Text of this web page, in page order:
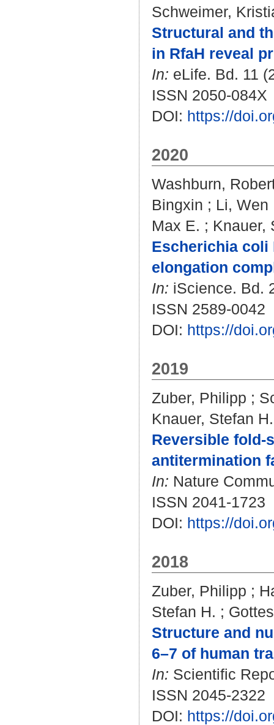
Schweimer,
Structural and
in RfaH reveal
In: eLife. Bd. 11
ISSN 2050-084X
DOI: https://
2020
Washburn,
Bingxin ; Li, Wen
Max E. ; Knauer,
Escherichia coli
elongation
In: iScience. Bd.
ISSN 2589-0042
DOI: https://
2019
Zuber, Philipp ;
Knauer, Stefan H.
Reversible fold-
antitermination
In: Nature
ISSN 2041-1723
DOI: https://
2018
Zuber, Philipp ;
Stefan H. ;
Structure and
6–7 of human
In: Scientific
ISSN 2045-2322
DOI: https://